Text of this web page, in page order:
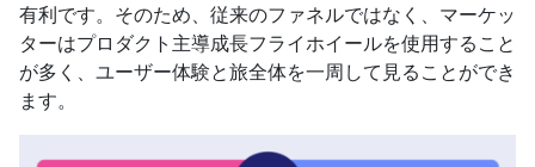
有利です。そのため、従来のファネルではなく、マーケッ
ターはプロダクト主導成長フライホイールを使用すること
が多く、ユーザー体験と旅全体を一周して見ることができ
ます。